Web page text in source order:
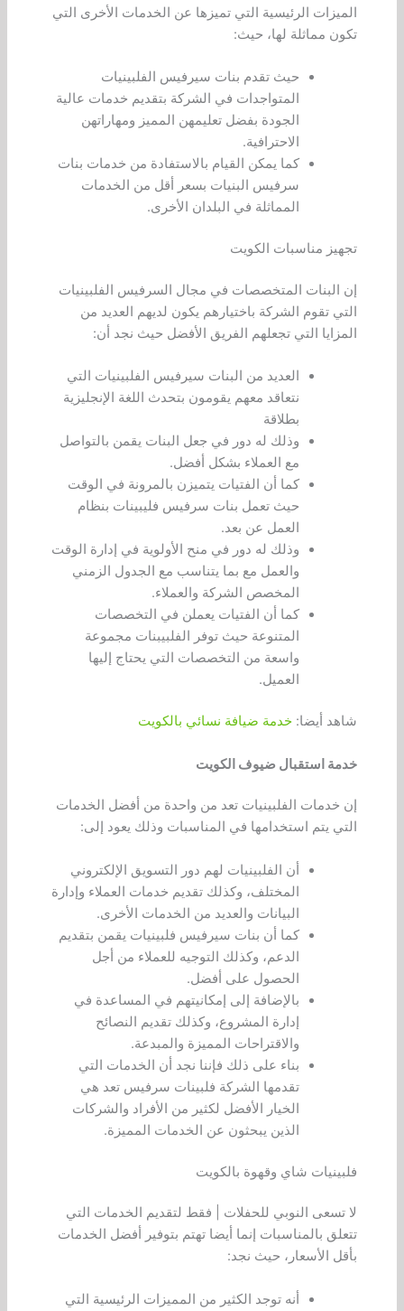
الميزات الرئيسية التي تميزها عن الخدمات الأخرى التي
تكون مماثلة لها، حيث:
حيث تقدم بنات سيرفيس الفلبينيات
المتواجدات في الشركة بتقديم خدمات عالية
الجودة بفضل تعليمهن المميز ومهاراتهن
الاحترافية.
كما يمكن القيام بالاستفادة من خدمات بنات
سرفيس البنيات بسعر أقل من الخدمات
المماثلة في البلدان الأخرى.
تجهيز مناسبات الكويت
إن البنات المتخصصات في مجال السرفيس الفلبينيات
التي تقوم الشركة باختيارهم يكون لديهم العديد من
المزايا التي تجعلهم الفريق الأفضل حيث نجد أن:
العديد من البنات سيرفيس الفلبينيات التي
نتعاقد معهم يقومون بتحدث اللغة الإنجليزية
بطلاقة
وذلك له دور في جعل البنات يقمن بالتواصل
مع العملاء بشكل أفضل.
كما أن الفتيات يتميزن بالمرونة في الوقت
حيث تعمل بنات سرفيس فليبينات بنظام
العمل عن بعد.
وذلك له دور في منح الأولوية في إدارة الوقت
والعمل مع بما يتناسب مع الجدول الزمني
المخصص الشركة والعملاء.
كما أن الفتيات يعملن في التخصصات
المتنوعة حيث توفر الفلبيبنات مجموعة
واسعة من التخصصات التي يحتاج إليها
العميل.
شاهد أيضا:خدمة ضيافة نسائي بالكويت
خدمة استقبال ضيوف الكويت
إن خدمات الفلبينيات تعد من واحدة من أفضل الخدمات
التي يتم استخدامها في المناسبات وذلك يعود إلى:
أن الفلبينيات لهم دور التسويق الإلكتروني
المختلف، وكذلك تقديم خدمات العملاء وإدارة
البيانات والعديد من الخدمات الأخرى.
كما أن بنات سيرفيس فلبينيات يقمن بتقديم
الدعم، وكذلك التوجيه للعملاء من أجل
الحصول على أفضل.
بالإضافة إلى إمكانيتهم في المساعدة في
إدارة المشروع، وكذلك تقديم النصائح
والاقتراحات المميزة والمبدعة.
بناء على ذلك فإننا نجد أن الخدمات التي
تقدمها الشركة فلبينات سرفيس تعد هي
الخيار الأفضل لكثير من الأفراد والشركات
الذين يبحثون عن الخدمات المميزة.
فلبينيات شاي وقهوة بالكويت
لا تسعى النوبي للحفلات | فقط لتقديم الخدمات التي
تتعلق بالمناسبات إنما أيضا تهتم بتوفير أفضل الخدمات
بأقل الأسعار، حيث نجد:
أنه توجد الكثير من المميزات الرئيسية التي